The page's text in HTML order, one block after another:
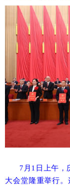
7月1日上午，
大会堂隆重举行